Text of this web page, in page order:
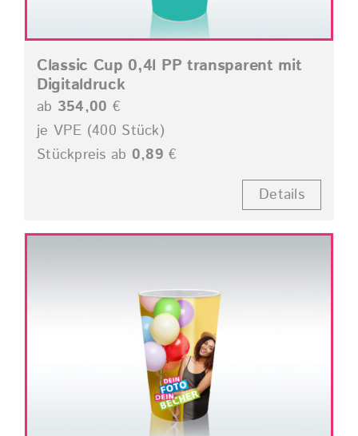
Classic Cup 0,4l PP transparent mit
Digitaldruck
ab 354,00 €
je VPE (400 Stück)
Stückpreis ab 0,89 €
Details